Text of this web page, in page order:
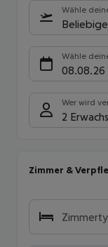
Wähle
Wähle
08.08.26
Wer wird
2
Zimmer &